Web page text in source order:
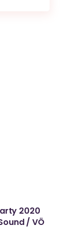
2020
/ VÖ